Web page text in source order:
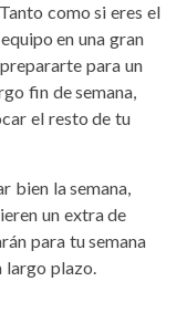
como si eres el
en una gran
para un
fin de semana,
el resto de tu
bien la semana,
un extra de
para tu semana
largo plazo.